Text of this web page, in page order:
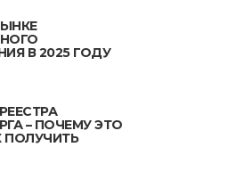
В 2025 ГОДУ
– ПОЧЕМУ ЭТО
ПОЛУЧИТЬ